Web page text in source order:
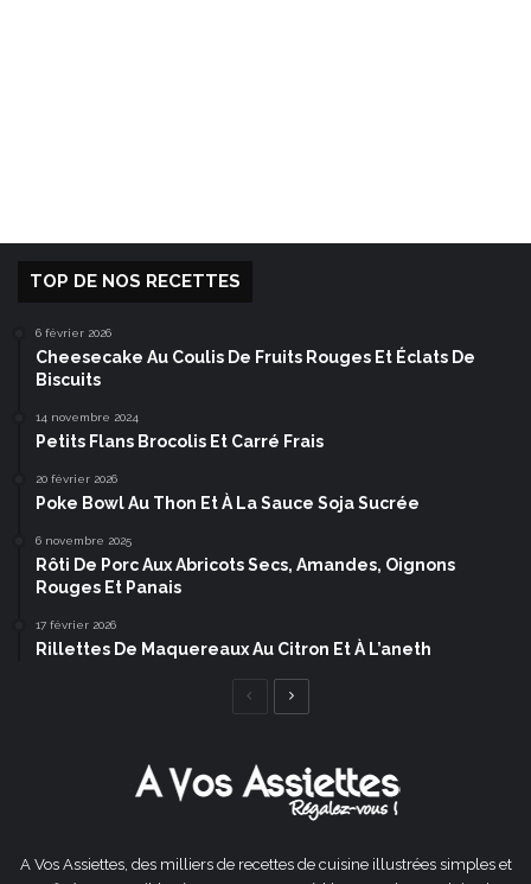
TOP DE NOS RECETTES
6 février 2026
Cheesecake Au Coulis De Fruits Rouges Et Éclats De
Biscuits
14 novembre 2024
Petits Flans Brocolis Et Carré Frais
20 février 2026
Poke Bowl Au Thon Et À La Sauce Soja Sucrée
6 novembre 2025
Rôti De Porc Aux Abricots Secs, Amandes, Oignons
Rouges Et Panais
17 février 2026
Rillettes De Maquereaux Au Citron Et À L’aneth
Page
A Vos Assiettes, des milliers de recettes de cuisine illustrées simples et